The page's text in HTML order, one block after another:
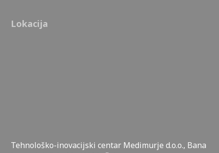
Lokacija
Tehnološko-inovacijski centar Medimurje d.o.o., Bana